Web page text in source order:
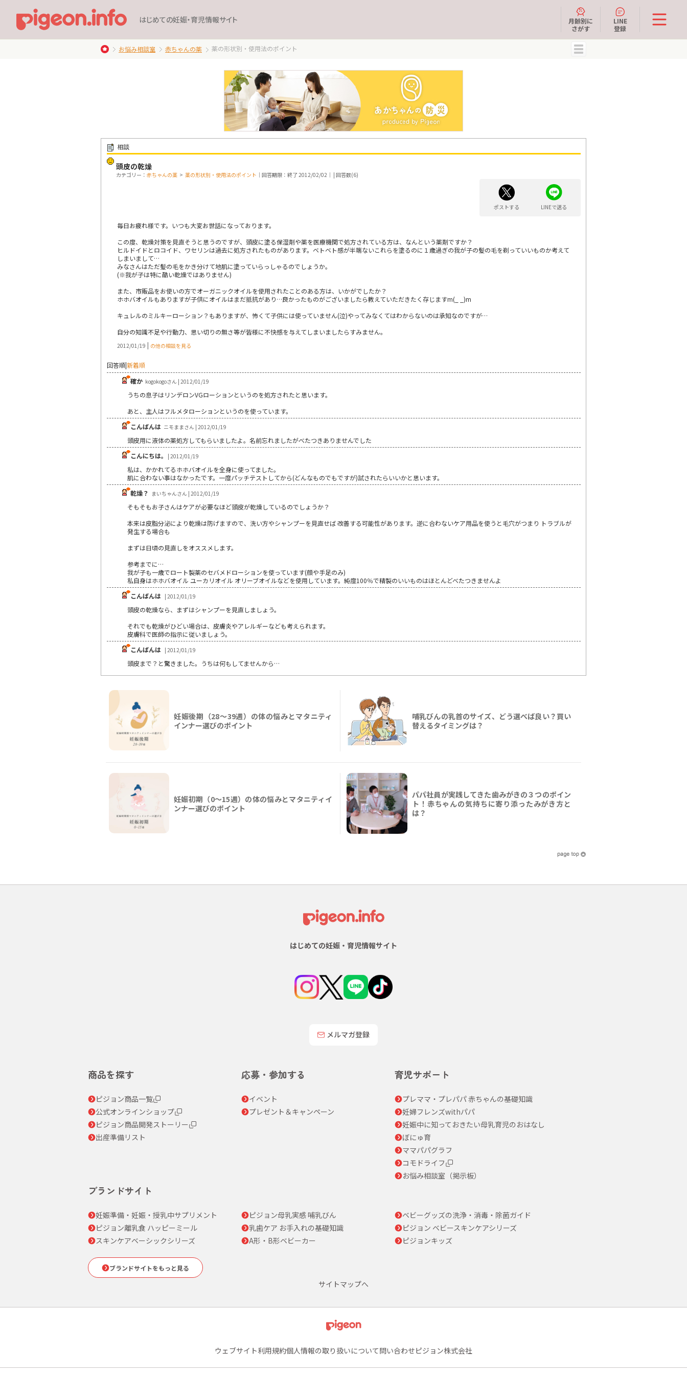
はじめての妊娠・育児情報サイト
月齢別に
さがす
LINE
登録
お悩み相談室 赤ちゃんの薬 薬の形状別・使用法のポイント
相談
頭皮の乾燥
カテゴリー： 赤ちゃんの薬 > 薬の形状別・使用法のポイント ｜回答期限：終了 2012/02/02｜ | 回答数(6)
ポストする LINEで送る
毎日お疲れ様です。いつも大変お世話になっております。
この度、乾燥対策を見直そうと思うのですが、頭皮に塗る保湿剤や薬を医療機関で処方されている方は、なんという薬剤ですか？
ヒルドイドとロコイド、ワセリンは過去に処方されたものがあります。ベトベト感が半端ないこれらを塗るのに１歳過ぎの我が子の髪の毛を剃っていいものか考えて
しまいまして…
みなさんはただ髪の毛をかき分けて地肌に塗っていらっしゃるのでしょうか。
(※我が子は特に酷い乾燥ではありません)
また、市販品をお使いの方でオーガニックオイルを使用されたことのある方は、いかがでしたか？
ホホバオイルもありますが子供にオイルはまだ抵抗があり…良かったものがございましたら教えていただきたく存じますm(_ _)m
キュレルのミルキーローション？もありますが、怖くて子供には使っていません(泣)やってみなくてはわからないのは承知なのですが…
自分の知識不足や行動力、思い切りの無さ等が皆様に不快感を与えてしまいましたらすみません。
2012/01/19 | の他の相談を見る
回答順|新着順
確か kogokogoさん | 2012/01/19
うちの息子はリンデロンVGローションというのを処方されたと思います。
あと、主人はフルメタローションというのを使っています。
こんばんは ニモままさん | 2012/01/19
頭皮用に液体の薬処方してもらいましたよ。名前忘れましたがべたつきありませんでした
こんにちは｡
| 2012/01/19
私は、かかれてるホホバオイルを全身に使ってました。
肌に合わない事はなかったです。一度パッチテストしてから(どんなものでもですが)試されたらいいかと思います。
乾燥？
まいちゃんさん | 2012/01/19
そもそもお子さんはケアが必要なほど頭皮が乾燥しているのでしょうか？
本来は皮脂分泌により乾燥は防げますので、洗い方やシャンプーを見直せば 改善する可能性があります。逆に合わないケア用品を使うと毛穴がつまり トラブルが
発生する場合も
まずは日頃の見直しをオススメします。
参考までに…
我が子も一歳でロート製薬のセバメドローションを使っています(顔や手足のみ)
私自身はホホバオイル ユーカリオイル オリーブオイルなどを使用しています。純度100％で精製のいいものはほとんどべたつきませんよ
こんばんは | 2012/01/19
頭皮の乾燥なら、まずはシャンプーを見直しましょう。
それでも乾燥がひどい場合は、皮膚炎やアレルギーなども考えられます。
皮膚科で医師の指示に従いましょう。
こんばんは | 2012/01/19
頭皮まで？と驚きました。うちは何もしてませんから…
妊娠後期（28〜39週）の体の悩みとマタニティ
インナー選びのポイント
哺乳びんの乳首のサイズ、どう選べば良い？買い
替えるタイミングは？
妊娠初期（0〜15週）の体の悩みとマタニティイ
ンナー選びのポイント
パパ社員が実践してきた歯みがきの３つのポイン
ト！赤ちゃんの気持ちに寄り添ったみがき方と
は？
はじめての妊娠・育児情報サイト
メルマガ登録
商品を探す
ピジョン商品一覧
公式オンラインショップ
ピジョン商品開発ストーリー
出産準備リスト
応募・参加する
イベント
プレゼント＆キャンペーン
育児サポート
プレママ・プレパパ 赤ちゃんの基礎知識
妊婦フレンズwithパパ
妊娠中に知っておきたい母乳育児のおはなし
ぼにゅ育
ママパパグラフ
コモドライフ
お悩み相談室（掲示板）
ブランドサイト
妊娠準備・妊娠・授乳中サプリメント ピジョン母乳実感 哺乳びん
ベビーグッズの洗浄・消毒・除菌ガイド
ピジョン離乳食 ハッピーミール
乳歯ケア お手入れの基礎知識
ピジョン ベビースキンケアシリーズ
スキンケアベーシックシリーズ
A形・B形ベビーカー ピジョンキッズ
ブランドサイトをもっと見る
サイトマップへ
ウェブサイト利用規約個人情報の取り扱いについて問い合わせピジョン株式会社